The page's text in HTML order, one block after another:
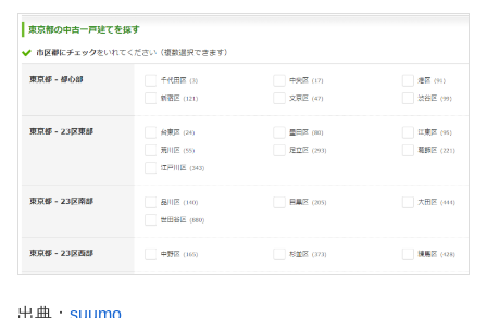
出典： suumo